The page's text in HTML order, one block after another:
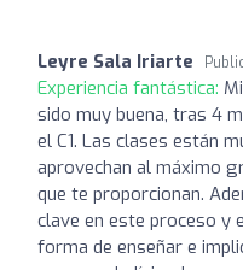
Leyre Sala Iriarte
Experiencia fantástica:
sido muy buena, tras 4
el C1. Las clases están
aprovechan al máximo
que te proporcionan.
clave en este proceso y
forma de enseñar e